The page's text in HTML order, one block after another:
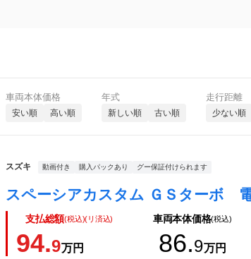
車両本体価格
安い順 高い順
年式
新しい順 古い順
走行距離
少ない順
スズキ 動画付き 購入パックあり グー保証付けられます
支払総額(税込)(リ済込)
94.9万円
車両本体価格(税込)
86.9万円